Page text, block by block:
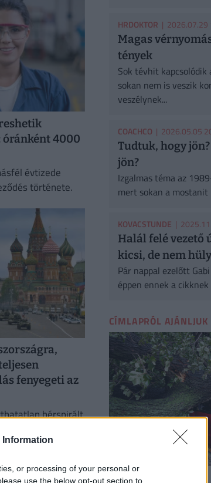
Information
or processing of your personal or
use the below opt-out section to
4000
évtizede
története.
fenyegeti az
bérspirált
HRDOKTOR | 2026.07.29
Magas
tények
Sok tévhit kapcsolódik
sokan nem is veszik
veszélynek...
COACHCO | 2026.05.05
Tudtuk, hogy
jön?
Izgalmas téma az
mert sokan a mostanit
KOVACSTUNDE |
Halál felé vezető
kicsi, de nem
Pár nappal ezelőtt
éppen ennek a
CÍMLAPRÓL AJÁNLJUK
2026. augusztus 9.